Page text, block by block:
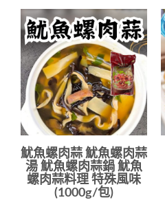
魷魚螺肉蒜 魷魚螺肉蒜
湯 魷魚螺肉蒜鍋 魷魚
螺肉蒜料理 特殊風味
(1000g/包)